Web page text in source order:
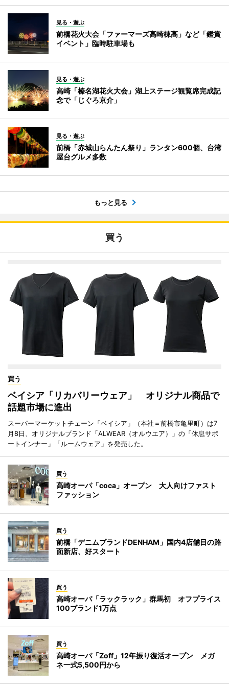
見る・遊ぶ
前橋花火大会「ファーマーズ高崎棟高」など「鑑賞
イベント」臨時駐車場も
見る・遊ぶ
高崎「榛名湖花火大会」湖上ステージ観覧席完成記
念で「じぐろ京介」
見る・遊ぶ
前橋「赤城山らんたん祭り」ランタン600個、台湾
屋台グルメ多数
もっと見る
買う
買う
ベイシア「リカバリーウェア」 オリジナル商品で
話題市場に進出
スーパーマーケットチェーン「ベイシア」（本社＝前橋市亀里町）は7
月8日、オリジナルブランド「ALWEAR（オルウエア）」の「休息サポ
ートインナー」「ルームウェア」を発売した。
買う
高崎オーパ「coca」オープン 大人向けファスト
ファッション
買う
前橋「デニムブランドDENHAM」国内4店舗目の路
面新店、好スタート
買う
高崎オーパ「ラックラック」群馬初 オフプライス
100ブランド1万点
買う
高崎オーパ「Zoff」12年振り復活オープン メガ
ネ一式5,500円から